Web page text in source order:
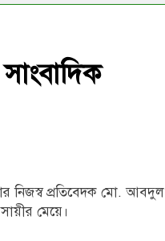
নিজস্ব প্রতিবেদক মো. আবদুল
মেয়ে।